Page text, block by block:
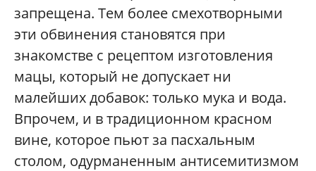
запрещена. Тем более смехотворными
эти обвинения становятся при
знакомстве с рецептом изготовления
мацы, который не допускает ни
малейших добавок: только мука и вода.
Впрочем, и в традиционном красном
вине, которое пьют за пасхальным
столом, одурманенным антисемитизмом